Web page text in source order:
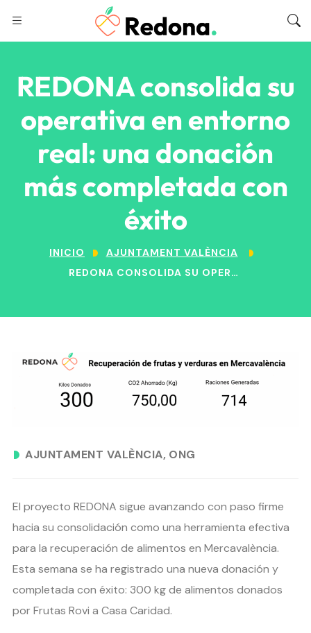
REDONA consolida su
operativa en entorno
real: una donación
más completada con
éxito
INICIO
AJUNTAMENT VALÈNCIA
REDONA CONSOLIDA SU OPERATIVA EN ENTORNO REAL: UNA DONACIÓN MÁS COMPLETADA CON ÉXITO
AJUNTAMENT VALÈNCIA ONG
El proyecto REDONA sigue avanzando con paso firme
hacia su consolidación como una herramienta efectiva
para la recuperación de alimentos en Mercavalència.
Esta semana se ha registrado una nueva donación y
completada con éxito: 300 kg de alimentos donados
por Frutas Rovi a Casa Caridad.